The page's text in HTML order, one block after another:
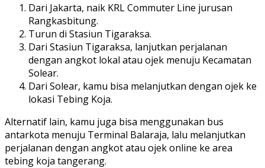
Dari Jakarta, naik KRL Commuter Line jurusan
Rangkasbitung.
Turun di Stasiun Tigaraksa.
Dari Stasiun Tigaraksa, lanjutkan perjalanan
dengan angkot lokal atau ojek menuju Kecamatan
Solear.
Dari Solear, kamu bisa melanjutkan dengan ojek ke
lokasi Tebing Koja.
Alternatif lain, kamu juga bisa menggunakan bus
antarkota menuju Terminal Balaraja, lalu melanjutkan
perjalanan dengan angkot atau ojek online ke area
tebing koja tangerang.